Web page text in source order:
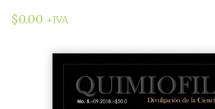
$0.00 +IVA